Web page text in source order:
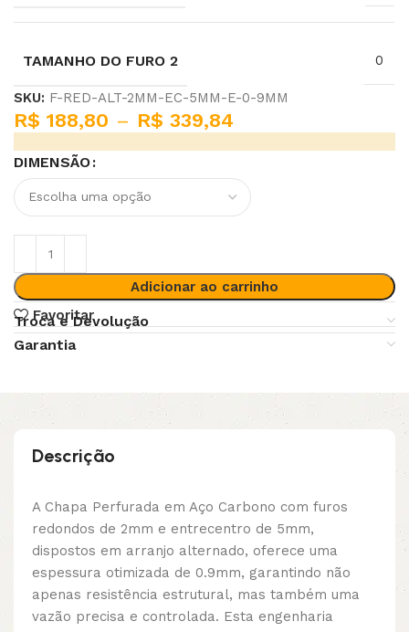
TAMANHO DO FURO 2 0
SKU: F-RED-ALT-2MM-EC-5MM-E-0-9MM
R$ 188,80 – R$ 339,84
DIMENSÃO
Adicionar ao carrinho
Favoritar
Troca e Devolução
Garantia
Descrição
A Chapa Perfurada em Aço Carbono com furos
redondos de 2mm e entrecentro de 5mm,
dispostos em arranjo alternado, oferece uma
espessura otimizada de 0.9mm, garantindo não
apenas resistência estrutural, mas também uma
vazão precisa e controlada. Esta engenharia